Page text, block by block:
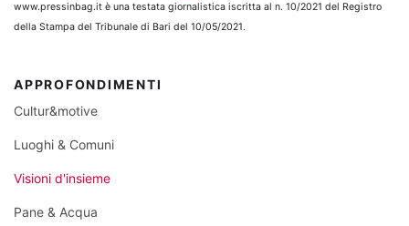
www.pressinbag.it è una testata giornalistica iscritta al n. 10/2021 del Registro
della Stampa del Tribunale di Bari del 10/05/2021.
APPROFONDIMENTI
Cultur&motive
Luoghi & Comuni
Visioni d'insieme
Pane & Acqua